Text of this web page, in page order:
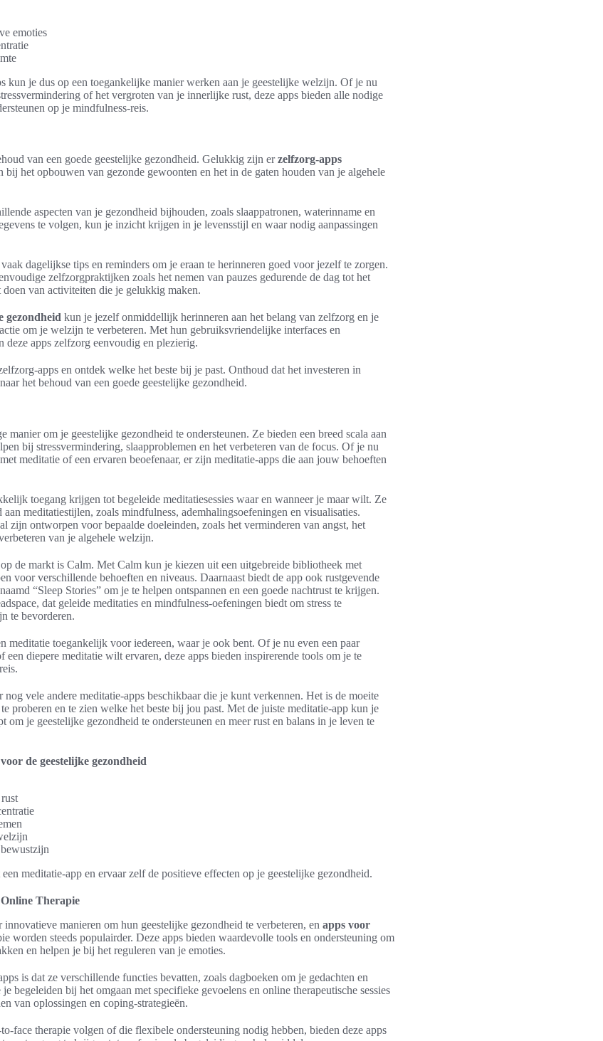
emoties
kun je dus op een toegankelijke manier werken aan je geestelijke welzijn. Of je nu
of het vergroten van je innerlijke rust, deze apps bieden alle nodige
op je mindfulness-reis.
van een goede geestelijke gezondheid. Gelukkig zijn erzelfzorg-apps
bij het opbouwen van gezonde gewoonten en het in de gaten houden van je algehele
aspecten van je gezondheid bijhouden, zoals slaappatronen, waterinname en
te volgen, kun je inzicht krijgen in je levensstijl en waar nodig aanpassingen
vaak dagelijkse tips en reminders om je eraan te herinneren goed voor jezelf te zorgen.
zelfzorgpraktijken zoals het nemen van pauzes gedurende de dag tot het
van activiteiten die je gelukkig maken.
gezondheid kun je jezelf onmiddellijk herinneren aan het belang van zelfzorg en je
om je welzijn te verbeteren. Met hun gebruiksvriendelijke interfaces en
deze apps zelfzorg eenvoudig en plezierig.
apps en ontdek welke het beste bij je past. Onthoud dat het investeren in
het behoud van een goede geestelijke gezondheid.
manier om je geestelijke gezondheid te ondersteunen. Ze bieden een breed scala aan
bij stressvermindering, slaapproblemen en het verbeteren van de focus. Of je nu
meditatie of een ervaren beoefenaar, er zijn meditatie-apps die aan jouw behoeften
toegang krijgen tot begeleide meditatiesessies waar en wanneer je maar wilt. Ze
meditatiestijlen, zoals mindfulness, ademhalingsoefeningen en visualisaties.
zijn ontworpen voor bepaalde doeleinden, zoals het verminderen van angst, het
van je algehele welzijn.
de markt is Calm. Met Calm kun je kiezen uit een uitgebreide bibliotheek met
voor verschillende behoeften en niveaus. Daarnaast biedt de app ook rustgevende
“Sleep Stories” om je te helpen ontspannen en een goede nachtrust te krijgen.
dat geleide meditaties en mindfulness-oefeningen biedt om stress te
te bevorderen.
meditatie toegankelijk voor iedereen, waar je ook bent. Of je nu even een paar
een diepere meditatie wilt ervaren, deze apps bieden inspirerende tools om je te
nog vele andere meditatie-apps beschikbaar die je kunt verkennen. Het is de moeite
proberen en te zien welke het beste bij jou past. Met de juiste meditatie-app kun je
om je geestelijke gezondheid te ondersteunen en meer rust en balans in je leven te
de geestelijke gezondheid
meditatie-app en ervaar zelf de positieve effecten op je geestelijke gezondheid.
Therapie
innovatieve manieren om hun geestelijke gezondheid te verbeteren, en apps voor
worden steeds populairder. Deze apps bieden waardevolle tools en ondersteuning om
en helpen je bij het reguleren van je emoties.
is dat ze verschillende functies bevatten, zoals dagboeken om je gedachten en
begeleiden bij het omgaan met specifieke gevoelens en online therapeutische sessies
van oplossingen en coping-strategieën.
face therapie volgen of die flexibele ondersteuning nodig hebben, bieden deze apps